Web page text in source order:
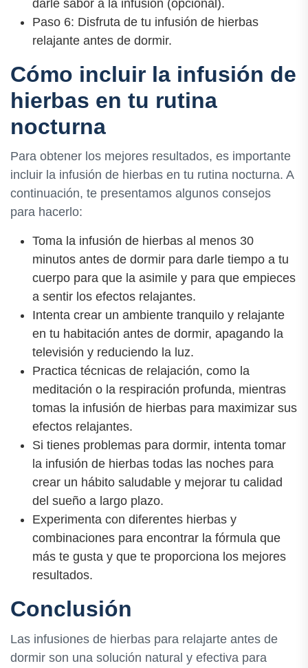
darle sabor a la infusión (opcional).
Paso 6: Disfruta de tu infusión de hierbas
relajante antes de dormir.
Cómo incluir la infusión de
hierbas en tu rutina
nocturna
Para obtener los mejores resultados, es importante
incluir la infusión de hierbas en tu rutina nocturna. A
continuación, te presentamos algunos consejos
para hacerlo:
Toma la infusión de hierbas al menos 30
minutos antes de dormir para darle tiempo a tu
cuerpo para que la asimile y para que empieces
a sentir los efectos relajantes.
Intenta crear un ambiente tranquilo y relajante
en tu habitación antes de dormir, apagando la
televisión y reduciendo la luz.
Practica técnicas de relajación, como la
meditación o la respiración profunda, mientras
tomas la infusión de hierbas para maximizar sus
efectos relajantes.
Si tienes problemas para dormir, intenta tomar
la infusión de hierbas todas las noches para
crear un hábito saludable y mejorar tu calidad
del sueño a largo plazo.
Experimenta con diferentes hierbas y
combinaciones para encontrar la fórmula que
más te gusta y que te proporciona los mejores
resultados.
Conclusión
Las infusiones de hierbas para relajarte antes de
dormir son una solución natural y efectiva para